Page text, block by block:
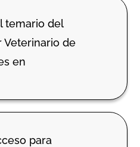
temario del
Veterinario de
en
para